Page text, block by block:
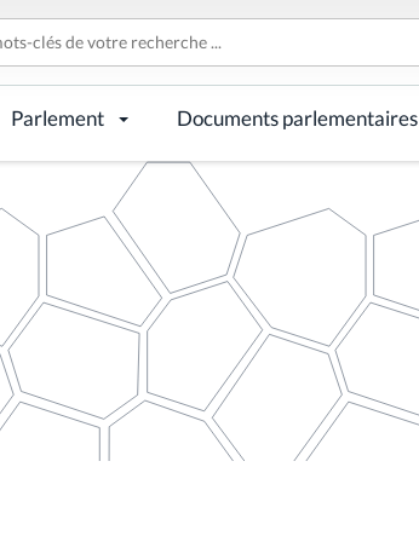
Parlement Documents parlementaires